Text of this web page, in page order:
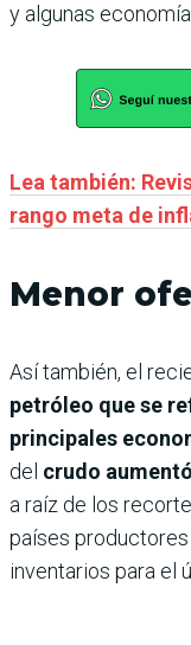
y algunas
Lea también:
rango meta de
Menor
Así también, el
petróleo que se
principales
del crudo
a raíz de los
países
inventarios para el